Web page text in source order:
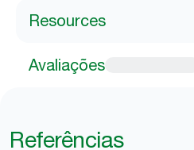
Resources
Avaliações
Referências